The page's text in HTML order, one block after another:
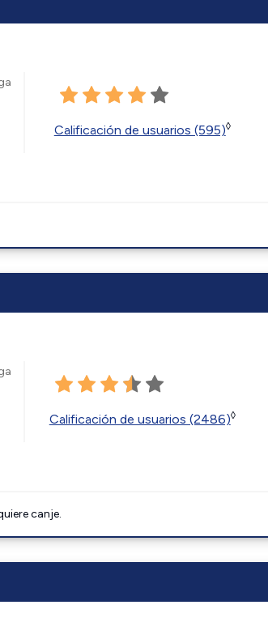
Calificación de usuarios (595)◊
Calificación de usuarios (2486)◊
canje.